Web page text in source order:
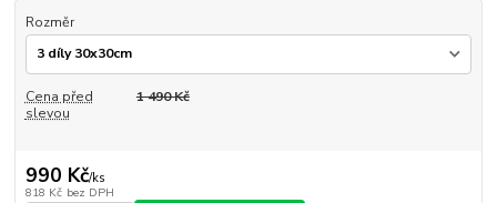
Rozměr
Cena před
slevou
1 490 Kč
990 Kč/ks
818 Kč bez DPH